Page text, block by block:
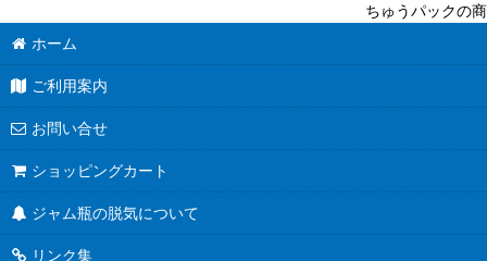
大（270ｍｌ〜）
ちゅうパックの
ホーム
ご利用案内
お問い合せ
ショッピングカート
ジャム瓶の脱気について
リンク集